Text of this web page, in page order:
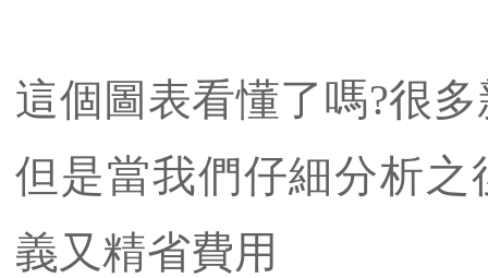
這個圖表看懂了嗎?很
但是當我們仔細分析
義又精省費用